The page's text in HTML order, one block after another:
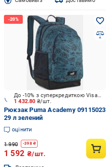
1 432.80 ₴/шт.
До -10% з суперкредиткою Visa Вигода
Рюкзак Puma Academy 09115023
29 л зелений
оцінити
1 990 -398₴
1 592 ₴/шт.